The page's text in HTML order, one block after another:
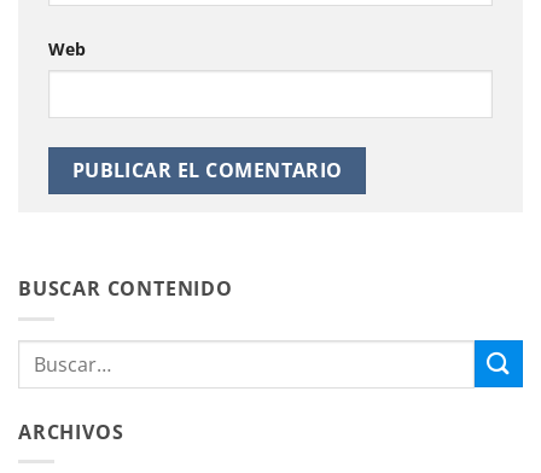
Web
BUSCAR CONTENIDO
ARCHIVOS